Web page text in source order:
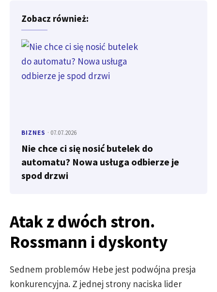
Zobacz również:
BIZNES · 07.07.2026
Nie chce ci się nosić butelek do
automatu? Nowa usługa odbierze je
spod drzwi
Atak z dwóch stron.
Rossmann i dyskonty
Sednem problemów Hebe jest podwójna presja
konkurencyjna. Z jednej strony naciska lider